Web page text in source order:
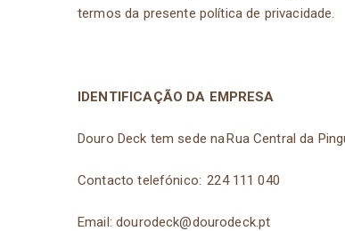
termos da presente política de privacidade.
IDENTIFICAÇÃO DA EMPRESA
Douro Deck tem sede na Rua Central da
Contacto telefónico: 224 111 040
Email:dourodeck@dourodeck.pt